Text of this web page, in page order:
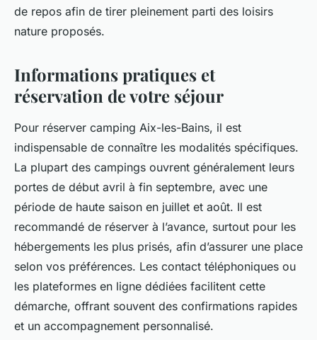
de repos afin de tirer pleinement parti des loisirs
nature proposés.
Informations pratiques et
réservation de votre séjour
Pour réserver camping Aix-les-Bains, il est
indispensable de connaître les modalités spécifiques.
La plupart des campings ouvrent généralement leurs
portes de début avril à fin septembre, avec une
période de haute saison en juillet et août. Il est
recommandé de réserver à l’avance, surtout pour les
hébergements les plus prisés, afin d’assurer une place
selon vos préférences. Les contact téléphoniques ou
les plateformes en ligne dédiées facilitent cette
démarche, offrant souvent des confirmations rapides
et un accompagnement personnalisé.